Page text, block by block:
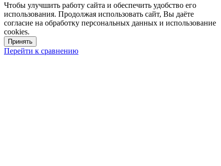
Чтобы улучшить работу сайта и обеспечить удобство его
использования. Продолжая использовать сайт, Вы даёте
согласие на обработку персональных данных и использование
cookies.
Принять
Перейти к сравнению